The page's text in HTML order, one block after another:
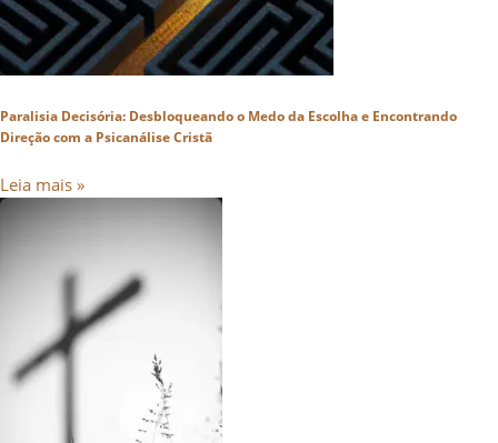
Paralisia Decisória: Desbloqueando o Medo da Escolha e Encontrando
Direção com a Psicanálise Cristã
Leia mais »